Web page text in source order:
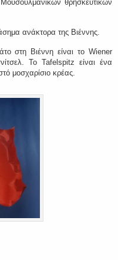
θρησκευτικών
ανάκτορα της Βιέννης.
στη Βιέννη είναι το Wiener
Το Tafelspitz είναι ένα
μοσχαρίσιο κρέας.